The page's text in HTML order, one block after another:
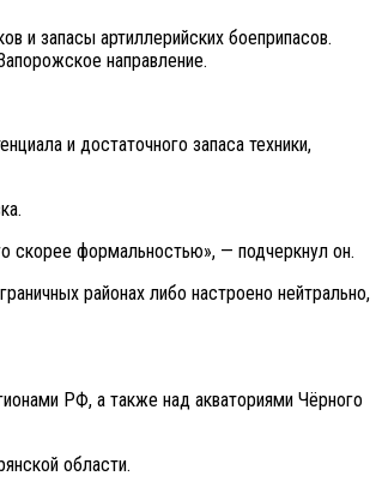
и запасы артиллерийских боеприпасов.
направление.
и достаточного запаса техники,
скорее формальностью», — подчеркнул он.
районах либо настроено нейтрально,
РФ, а также над акваториями Чёрного
области.